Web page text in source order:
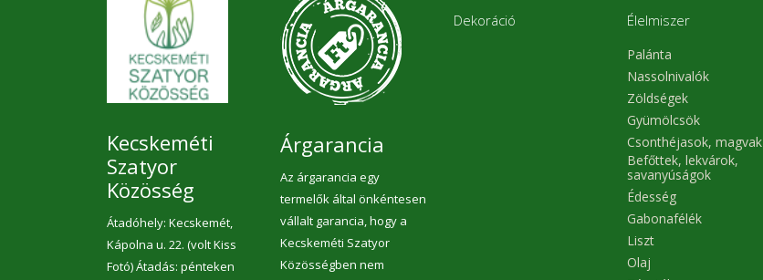
Kecskeméti
Szatyor
Közösség
Átadóhely: Kecskemét,
Kápolna u. 22. (volt Kiss
Fotó) Átadás: pénteken
Árgarancia
Az árgarancia egy
termelők által önkéntesen
vállalt garancia, hogy a
Kecskeméti Szatyor
Közösségben nem
Dekoráció
Élelmiszer
Palánta
Nassolnivalók
Zöldségek
Gyümölcsök
Csonthéjasok, magvak
Befőttek, lekvárok,
savanyúságok
Édesség
Gabonafélék
Liszt
Olaj